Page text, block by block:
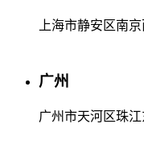
上海市静安区南
广州
广州市天河区珠